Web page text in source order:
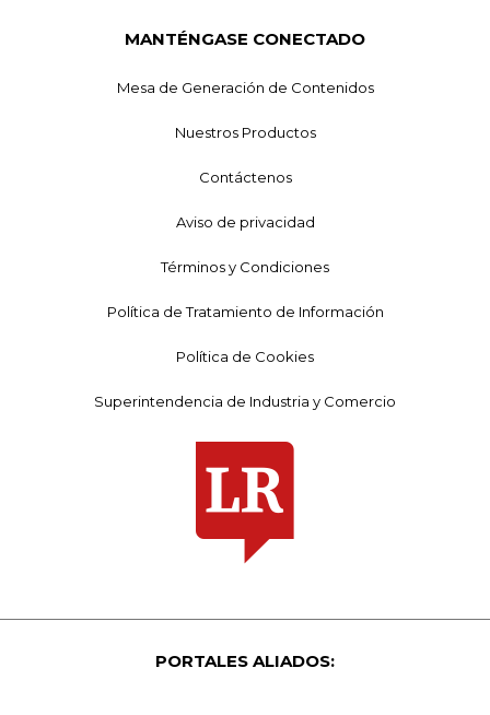
MANTÉNGASE CONECTADO
Mesa de Generación de Contenidos
Nuestros Productos
Contáctenos
Aviso de privacidad
Términos y Condiciones
Política de Tratamiento de Información
Política de Cookies
Superintendencia de Industria y Comercio
PORTALES ALIADOS: